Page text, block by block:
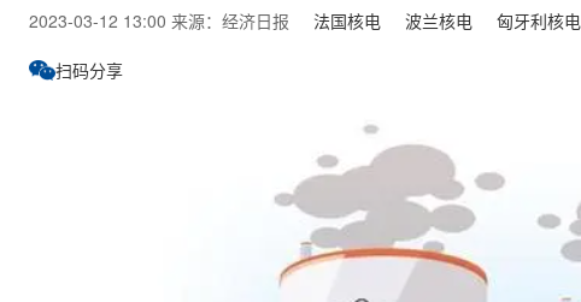
2023-03-12 13:00 来源：经济日报 法国核电 波兰核电 匈牙利核电
扫码分享